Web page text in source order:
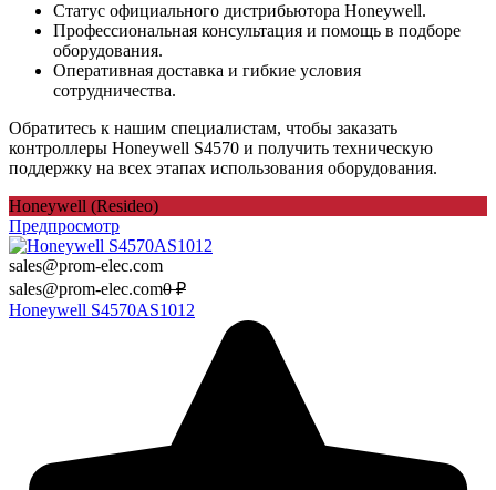
Статус официального дистрибьютора Honeywell.
Профессиональная консультация и помощь в подборе
оборудования.
Оперативная доставка и гибкие условия
сотрудничества.
Обратитесь к нашим специалистам, чтобы заказать
контроллеры Honeywell S4570 и получить техническую
поддержку на всех этапах использования оборудования.
Honeywell (Resideo)
Предпросмотр
sales@prom-elec.com
sales@prom-elec.com0 ₽
Honeywell S4570AS1012